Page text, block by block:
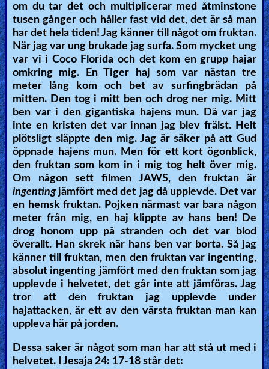
om du tar det och multiplicerar med åtminstone
tusen gånger och håller fast vid det, det är så man
har det hela tiden! Jag känner till något om fruktan.
När jag var ung brukade jag surfa. Som mycket ung
var vi i Coco Florida och det kom en grupp hajar
omkring mig. En Tiger haj som var nästan tre
meter lång kom och bet av surfingbrädan på
mitten. Den tog i mitt ben och drog ner mig. Mitt
ben var i den gigantiska hajens mun. Då var jag
inte en kristen det var innan jag blev frälst. Helt
plötsligt släppte den mig. Jag är säker på att Gud
öppnade hajens mun. Men för ett kort ögonblick,
den fruktan som kom in i mig tog helt över mig.
Om någon sett filmen JAWS, den fruktan är
ingentingjämfört med det jag då upplevde. Det var
en hemsk fruktan. Pojken närmast var bara någon
meter från mig, en haj klippte av hans ben! De
drog honom upp på stranden och det var blod
överallt. Han skrek när hans ben var borta. Så jag
känner till fruktan, men den fruktan var ingenting,
absolut ingenting jämfört med den fruktan som jag
upplevde i helvetet, det går inte att jämföras. Jag
tror att den fruktan jag upplevde under
hajattacken, är ett av den värsta fruktan man kan
uppleva här på jorden.
Dessa saker är något som man har att stå ut med i
helvetet. I Jesaja 24: 17-18 står det: